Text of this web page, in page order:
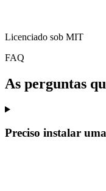
Licenciado sob MIT
FAQ
As perguntas
Preciso instalar